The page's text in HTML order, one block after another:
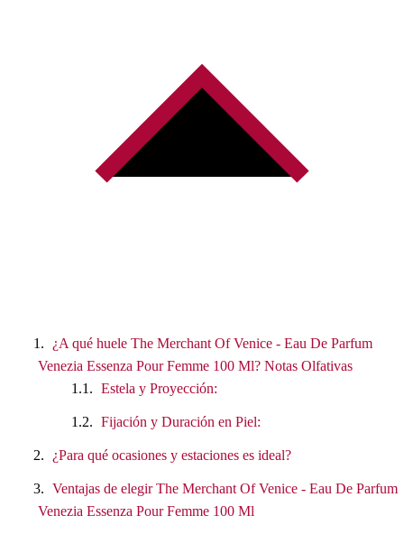
¿A qué huele The Merchant Of Venice - Eau De Parfum
Venezia Essenza Pour Femme 100 Ml? Notas Olfativas
Estela y Proyección:
Fijación y Duración en Piel:
¿Para qué ocasiones y estaciones es ideal?
Ventajas de elegir The Merchant Of Venice - Eau De Parfum
Venezia Essenza Pour Femme 100 Ml